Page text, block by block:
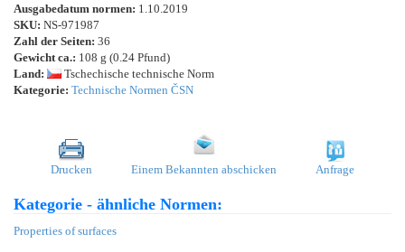
Ausgabedatum normen: 1.10.2019
SKU: NS-971987
Zahl der Seiten: 36
Gewicht ca.: 108 g (0.24 Pfund)
Land:
Tschechische technische Norm
Kategorie: Technische Normen ČSN
Drucken Einem Bekannten abschicken Anfrage
Kategorie - ähnliche Normen:
Properties of surfaces